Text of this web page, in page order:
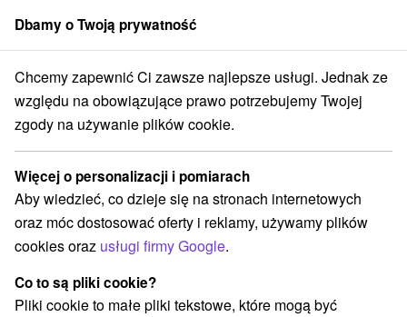
członek grupySorger
oferty na Słowacji Bony wakacyjne na Słowacji Horná Nitra
Bony wakacyjne na Słowacji Horná
Nitra
Kategorie
Wszystkie kategorie
Pobyty z rabatem
Wellness pobyty(2) Wyjazdy weekendowe
Wakacje rodzinne(2)
Dbamy o Twoją prywatność
Chcemy zapewnić Ci zawsze najlepsze usługi. Jednak ze
względu na obowiązujące prawo potrzebujemy Twojej
zgody na używanie plików cookie.
Więcej o personalizacji i pomiarach
Aby wiedzieć, co dzieje się na stronach internetowych
oraz móc dostosować oferty i reklamy, używamy plików
cookies oraz usługi firmy Google.
Co to są pliki cookie?
Pliki cookie to małe pliki tekstowe, które mogą być